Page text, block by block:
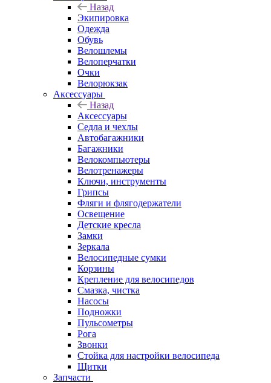
Назад
Экипировка
Одежда
Обувь
Велошлемы
Велоперчатки
Очки
Велорюкзак
Аксессуары
Назад
Аксессуары
Седла и чехлы
Автобагажники
Багажники
Велокомпьютеры
Велотренажеры
Ключи, инструменты
Грипсы
Фляги и флягодержатели
Освещение
Детские кресла
Замки
Зеркала
Велосипедные сумки
Корзины
Крепление для велосипедов
Смазка, чистка
Насосы
Подножки
Пульсометры
Рога
Звонки
Стойка для настройки велосипеда
Щитки
Запчасти